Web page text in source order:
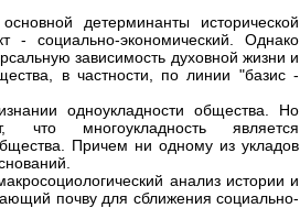
детерминанты исторической
социально-экономический. Однако
зависимость духовной жизни и
в частности, по линии "базис -
одноукладности общества. Но
что многоукладность является
Причем ни одному из укладов
анализ истории и
почву для сближения социально-